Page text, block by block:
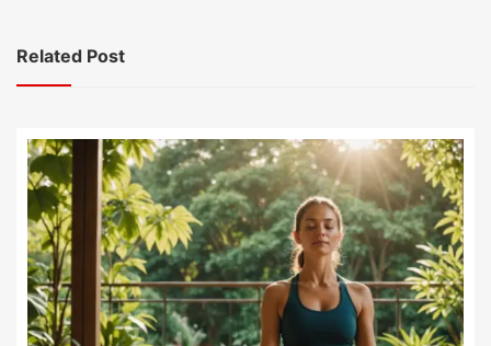
Related Post